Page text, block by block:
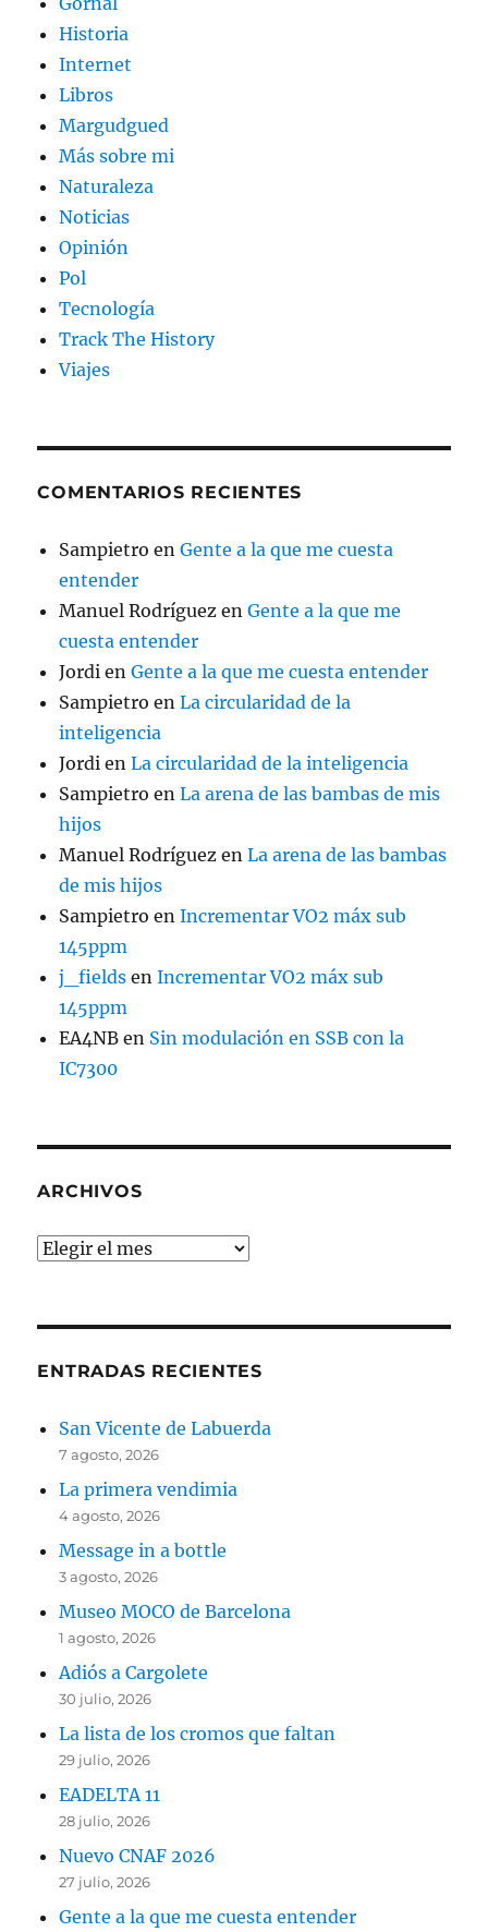
Historia
Internet
Libros
Margudgued
Más sobre mi
Naturaleza
Noticias
Opinión
Pol
Tecnología
Track The History
Viajes
COMENTARIOS RECIENTES
Sampietro enGente a la que me cuesta
entender
Manuel Rodríguez enGente a la que me
cuesta entender
Jordi enGente a la que me cuesta entender
Sampietro enLa circularidad de la
inteligencia
Jordi enLa circularidad de la inteligencia
Sampietro enLa arena de las bambas de mis
hijos
Manuel Rodríguez enLa arena de las bambas
de mis hijos
Sampietro enIncrementar VO2 máx sub
145ppm
j_fields enIncrementar VO2 máx sub
145ppm
EA4NB en Sin modulación en SSB con la
IC7300
ARCHIVOS
Archivos
ENTRADAS RECIENTES
San Vicente de Labuerda
7 agosto, 2026
La primera vendimia
4 agosto, 2026
Message in a bottle
3 agosto, 2026
Museo MOCO de Barcelona
1 agosto, 2026
Adiós a Cargolete
30 julio, 2026
La lista de los cromos que faltan
29 julio, 2026
EADELTA 11
28 julio, 2026
Nuevo CNAF 2026
27 julio, 2026
Gente a la que me cuesta entender